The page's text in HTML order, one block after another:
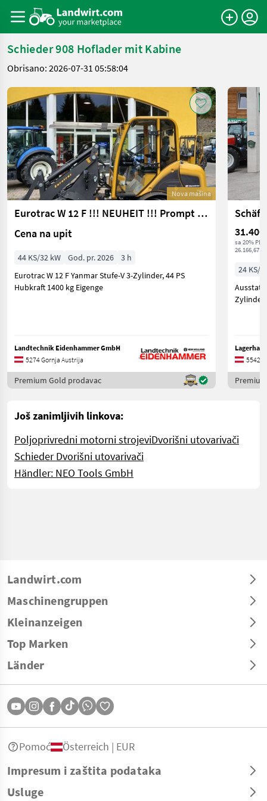
Schieder 908 Hoflader mit Kabine
Obrisano: 2026-07-31 05:58:04
Nova mašina
Eurotrac W 12 F !!! NEUHEIT !!! Prompt Verfügbar
Cena na upit
44 KS/32 kW God. pr. 2026
3 h
Eurotrac W 12 F Yanmar Stufe-V 3-Zylinder, 44 PS
Hubkraft 1400 kg Eigenge
Landtechnik Eidenhammer GmbH
5274 Gornja Austrija
Premium Gold prodavac
31.400
sa 20%
26.166,67 €
24 KS/
Ausstattung: * Spezielle
5542
Još zanimljivih linkova:
Poljoprivredni motorni strojeviDvorišni utovarivači
Schieder Dvorišni utovarivači
Händler: NEO Tools GmbH
Landwirt.com
Maschinengruppen
Kleinanzeigen
Top Marken
Länder
Impresum i zaštita podataka
Usluge
Pomoć Österreich | EUR